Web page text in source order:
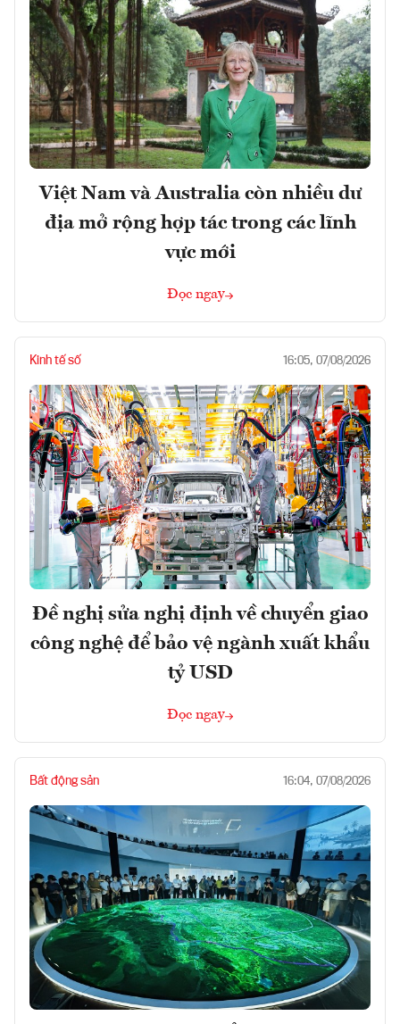
Việt Nam và Australia còn nhiều dư
địa mở rộng hợp tác trong các lĩnh
vực mới
Đọc ngay
Kinh tế số 16:05, 07/08/2026
Đề nghị sửa nghị định về chuyển giao
công nghệ để bảo vệ ngành xuất khẩu
tỷ USD
Đọc ngay
Bất động sản 16:04, 07/08/2026